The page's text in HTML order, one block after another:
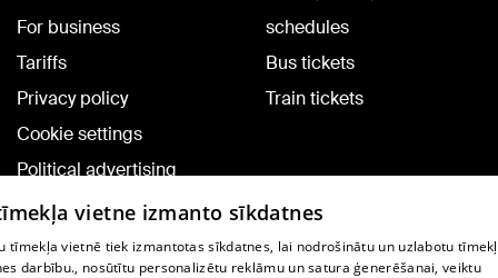
For business
Tariffs
Privacy policy
Cookie settings
Political advertising
Cookie policy
Commenting terms
schedules
Bus tickets
Train tickets
vietne izmanto sīkdatnes
tīmekļa vietnē tiek izmantotas sīkdatnes, lai nodrošinātu un uzlabotu
darbību., nosūtītu personalizētu reklāmu un satura ģenerēšanai, veiktu